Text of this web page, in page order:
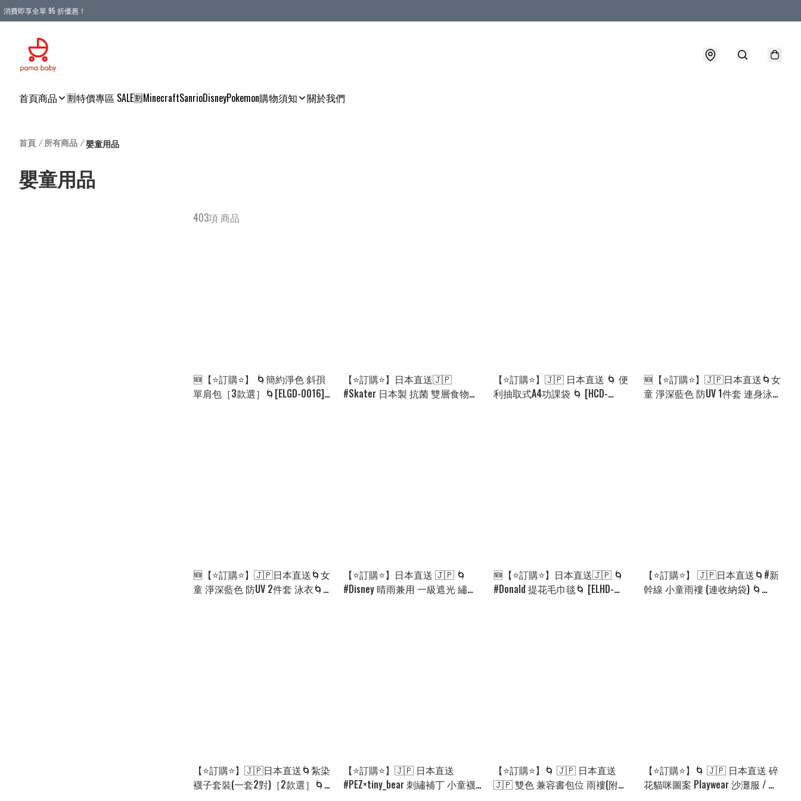
消費即享全單 95 折優惠！
首頁商品 🈹特價專區 SALE🈹MinecraftSanrioDisneyPokemon購物須知 關於我們
首頁 / 所有商品 /嬰童用品
嬰童用品
403項 商品
🆕【⭐訂購⭐】 🌀簡約淨色 斜孭
單肩包［3款選］🌀[ELGD-0016]
【⭐訂購⭐】日本直送🇯🇵
#Skater 日本製 抗菌 雙層食物盒
【⭐訂購⭐】🇯🇵 日本直送 🌀 便
利抽取式A4功課袋 🌀 [HCD-
🆕【⭐訂購⭐】🇯🇵日本直送🌀女
童 淨深藍色 防UV 1件套 連身泳衣
🆕【⭐訂購⭐】🇯🇵日本直送🌀女
童 淨深藍色 防UV 2件套 泳衣🌀
【⭐訂購⭐】日本直送 🇯🇵 🌀
#Disney 晴雨兼用 一級遮光 繡花
🆕【⭐訂購⭐】日本直送🇯🇵 🌀
#Donald 提花毛巾毯🌀 [ELHD-
【⭐訂購⭐】 🇯🇵日本直送🌀#新
幹線 小童雨褸 (連收納袋) 🌀
【⭐訂購⭐】🇯🇵日本直送🌀紮染
襪子套裝(一套2對)［2款選］🌀
【⭐訂購⭐】🇯🇵 日本直送
#PEZ×tiny_bear 刺繡補丁 小童襪
【⭐訂購⭐】🌀 🇯🇵 日本直送
🇯🇵 雙色 兼容書包位 雨褸(附收
【⭐訂購⭐】🌀 🇯🇵 日本直送 碎
花貓咪圖案 Playwear 沙灘服 / 連